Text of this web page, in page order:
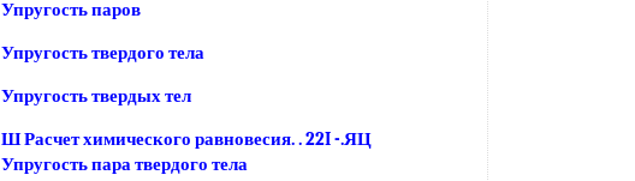
Упругость паров
Упругость твердого тела
Упругость твердых тел
Ш Расчет химического равновесия. . 22I -.ЯЦ
Упругость пара твердого тела